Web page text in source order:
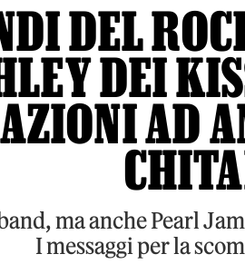
DEL
DEI
AD
ma anche Pearl
I messaggi per la